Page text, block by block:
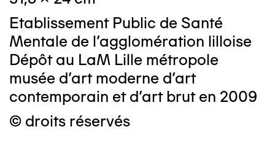
Etablissement Public de Santé
Mentale de l'agglomération lilloise
Dépôt au LaM Lille métropole
musée d’art moderne d’art
contemporain et d’art brut en 2009
© droits réservés